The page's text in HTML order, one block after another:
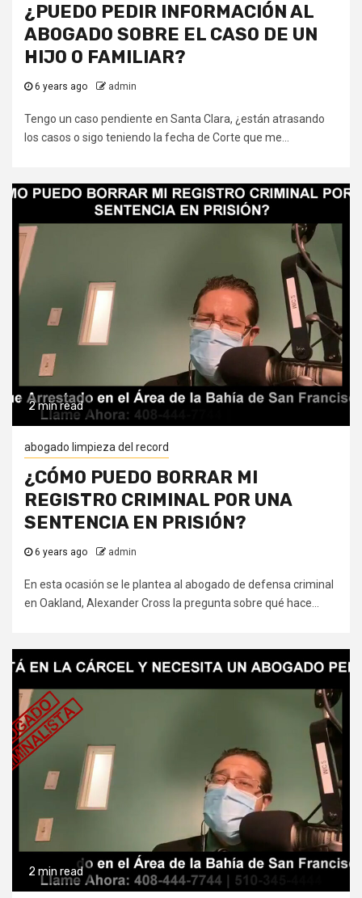
¿PUEDO PEDIR INFORMACIÓN AL
ABOGADO SOBRE EL CASO DE UN
HIJO O FAMILIAR?
6 years ago admin
Tengo un caso pendiente en Santa Clara, ¿están atrasando
los casos o sigo teniendo la fecha de Corte que me...
2 min read
abogado limpieza del record
¿CÓMO PUEDO BORRAR MI
REGISTRO CRIMINAL POR UNA
SENTENCIA EN PRISIÓN?
6 years ago admin
En esta ocasión se le plantea al abogado de defensa criminal
en Oakland, Alexander Cross la pregunta sobre qué hace...
2 min read